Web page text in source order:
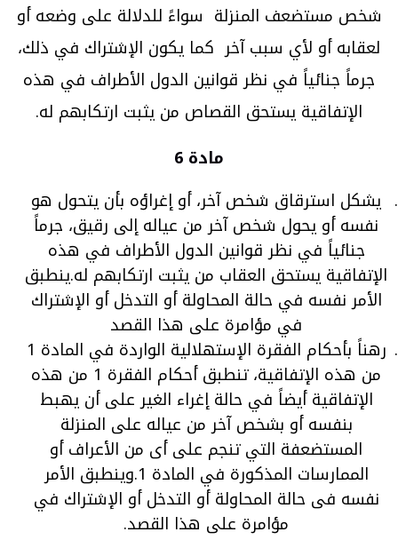
شخص مستضعف المنزلة سواءً للدلالة على وضعه أو
لعقابه أو لأي سبب آخر كما يكون الإشتراك في ذلك،
جرماً جنائياً في نظر قوانين الدول الأطراف في هذه
الإتفاقية يستحق القصاص من يثبت ارتكابهم له.
مادة 6
يشكل استرقاق شخص آخر، أو إغراؤه بأن يتحول هو
نفسه أو يحول شخص آخر من عياله إلى رقيق، جرماً
جنائياً في نظر قوانين الدول الأطراف في هذه
الإتفاقية يستحق العقاب من يثبت ارتكابهم له.ينطبق
الأمر نفسه في حالة المحاولة أو التدخل أو الإشتراك
في مؤامرة على هذا القصد
رهناً بأحكام الفقرة الإستهلالية الواردة في المادة 1
من هذه الإتفاقية، تنطبق أحكام الفقرة 1 من هذه
الإتفاقية أيضاً في حالة إغراء الغير على أن يهبط
بنفسه أو بشخص آخر من عياله على المنزلة
المستضعفة التي تنجم على أى من الأعراف أو
الممارسات المذكورة في المادة 1.وينطبق الأمر
نفسه فى حالة المحاولة أو التدخل أو الإشتراك في
مؤامرة على هذا القصد.